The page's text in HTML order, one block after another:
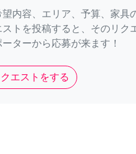
望内容、エリア、予算、家具
ストを投稿すると、そのリク
ーターから応募が来ます！
クエストをする